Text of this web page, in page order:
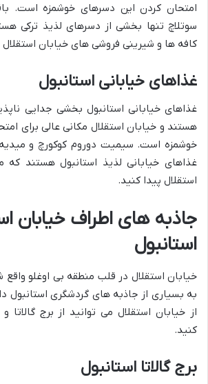
امتحان کردن این دسرهای خوشمزه است.
سوتلاچ تنها بخشی از دسرهای لذیذ ترکی
کافه ها و شیرینی فروشی های خیابان
غذاهای خیابانی استانبول
غذاهای خیابانی استانبول بخشی جدایی
هستند و خیابان استقلال مکانی عالی برای
خوشمزه است. سیمیت دوروم کوکورچ و میدیه
غذاهای خیابانی لذیذ استانبول هستند که
استقلال پیدا کنید.
جاذبه های اطراف خیابان
استانبول
خیابان استقلال در قلب منطقه بی اوغلو
به بسیاری از جاذبه های گردشگری استانبول
از خیابان استقلال می توانید از برج
کنید.
برج گالاتا استانبول